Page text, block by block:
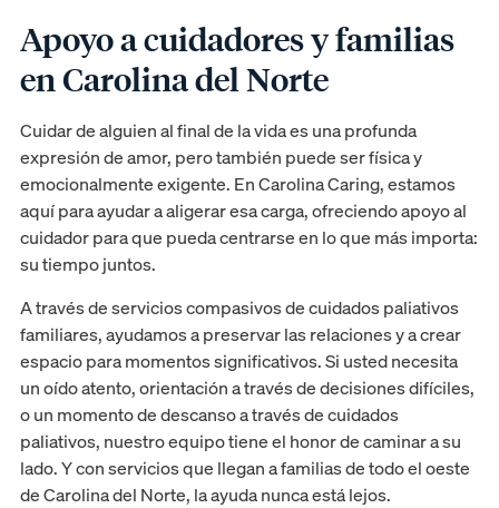
Apoyo a cuidadores y familias
en Carolina del Norte
Cuidar de alguien al final de la vida es una profunda
expresión de amor, pero también puede ser física y
emocionalmente exigente. En Carolina Caring, estamos
aquí para ayudar a aligerar esa carga, ofreciendo apoyo al
cuidador para que pueda centrarse en lo que más importa:
su tiempo juntos.
A través de servicios compasivos de cuidados paliativos
familiares, ayudamos a preservar las relaciones y a crear
espacio para momentos significativos. Si usted necesita
un oído atento, orientación a través de decisiones difíciles,
o un momento de descanso a través de cuidados
paliativos, nuestro equipo tiene el honor de caminar a su
lado. Y con servicios que llegan a familias de todo el oeste
de Carolina del Norte, la ayuda nunca está lejos.